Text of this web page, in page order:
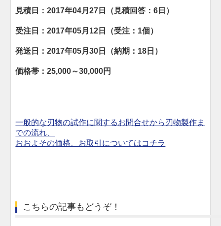
見積日：2017年04月27日（見積回答：6日）
受注日：2017年05月12日（受注：1個）
発送日：2017年05月30日（納期：18日）
価格帯：25,000～30,000円
一般的な刃物の試作に関するお問合せから刃物製作ま
での流れ、
おおよその価格、お取引についてはコチラ
こちらの記事もどうぞ！